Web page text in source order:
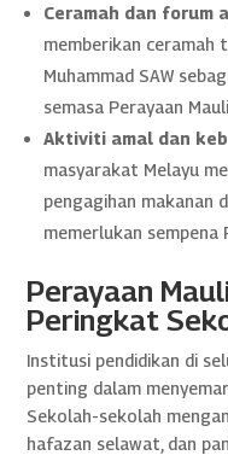
Ceramah dan forum
memberikan ceramah
Muhammad SAW
semasa Perayaan
Aktiviti amal dan
masyarakat Melayu
pengagihan makanan
memerlukan sempena
Perayaan
Peringkat
Institusi pendidikan di
penting dalam
Sekolah-sekolah
hafazan selawat, dan